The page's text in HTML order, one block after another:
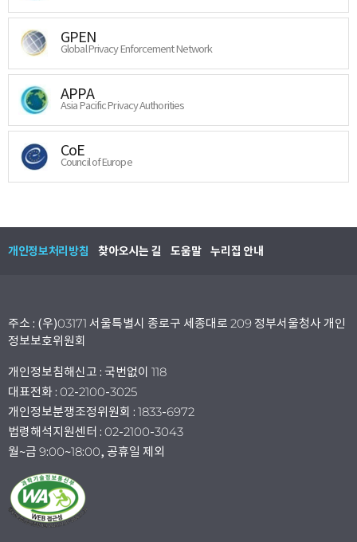
GPEN
Global Privacy Enforcement Network
APPA
Asia Pacific Privacy Authorities
CoE
Council of Europe
개인정보처리방침 찾아오시는 길 도움말 누리집 안내
주소 : (우)03171 서울특별시 종로구 세종대로 209 정부서울청사 개인
정보보호위원회
개인정보침해신고 : 국번없이 118
대표전화 : 02-2100-3025
개인정보분쟁조정위원회 : 1833-6972
법령해석지원센터 : 02-2100-3043
월~금 9:00~18:00, 공휴일 제외